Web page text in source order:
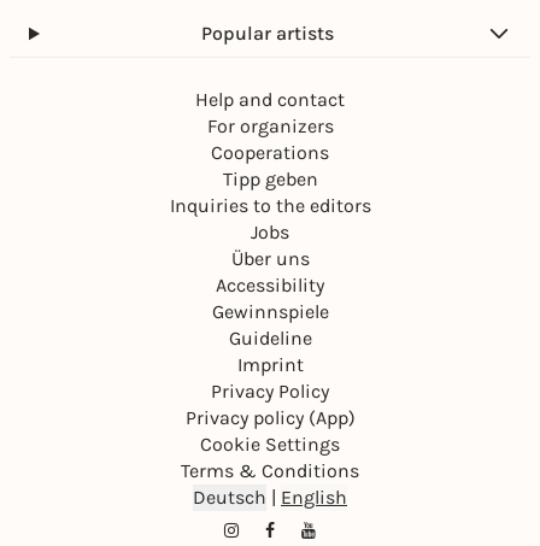
Popular artists
Help and contact
For organizers
Cooperations
Tipp geben
Inquiries to the editors
Jobs
Über uns
Accessibility
Gewinnspiele
Guideline
Imprint
Privacy Policy
Privacy policy (App)
Cookie Settings
Terms & Conditions
Deutsch | English